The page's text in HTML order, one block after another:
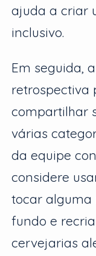
ajuda a criar
inclusivo.
Em seguida,
retrospectiva
compartilhar
várias
da equipe
considere
tocar alguma
fundo e
cervejarias